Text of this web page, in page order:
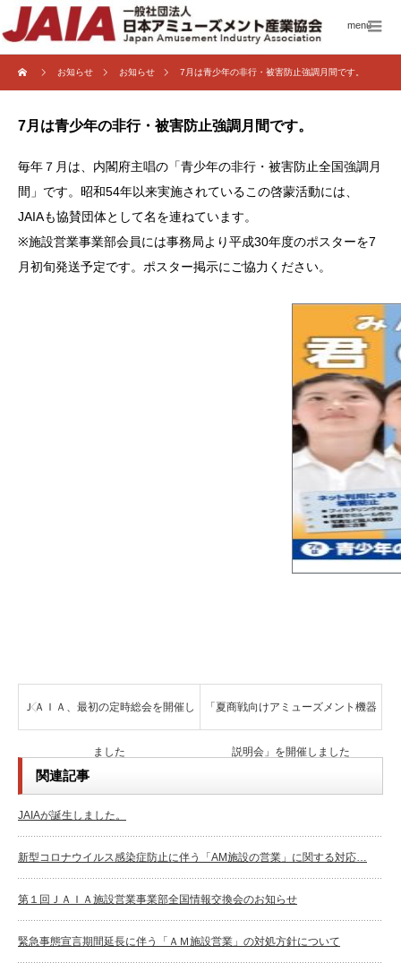
menu
お知らせ お知らせ 7月は青少年の非行・被害防止強調月間です。
7月は青少年の非行・被害防止強調月間です。
毎年７月は、内閣府主唱の「青少年の非行・被害防止全国強調月
間」です。昭和54年以来実施されているこの啓蒙活動には、
JAIAも協賛団体として名を連ねています。
※施設営業事業部会員には事務局より平成30年度のポスターを7
月初旬発送予定です。ポスター掲示にご協力ください。
ＪＡＩＡ、最初の定時総会を開催し
ました
「夏商戦向けアミューズメント機器
説明会」を開催しました
関連記事
JAIAが誕生しました。
新型コロナウイルス感染症防止に伴う「AM施設の営業」に関する対応…
第１回ＪＡＩＡ施設営業事業部全国情報交換会のお知らせ
緊急事態宣言期間延長に伴う「ＡＭ施設営業」の対処方針について